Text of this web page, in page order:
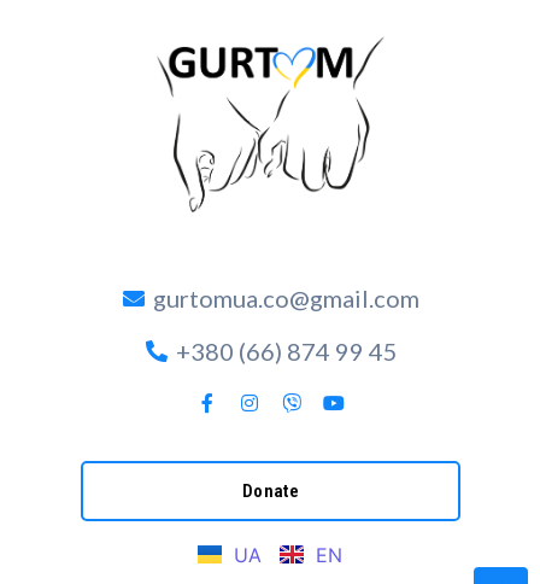
gurtomua.co@gmail.com
+380 (66) 874 99 45
Donate
UA EN